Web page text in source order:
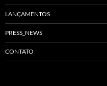
LANÇAMENTOS
PRESS_NEWS
CONTATO